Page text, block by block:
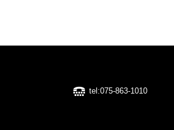
tel:075-863-1010